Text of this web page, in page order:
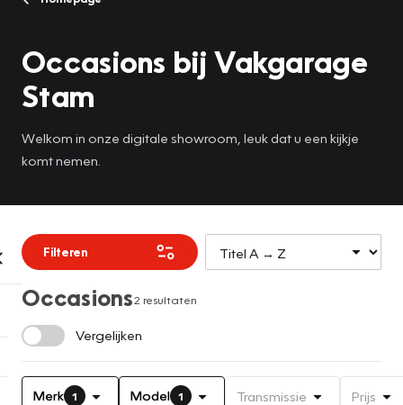
Occasions bij Vakgarage
Stam
Welkom in onze digitale showroom, leuk dat u een kijkje
komt nemen.
Filteren
Occasions2 resultaten
Vergelijken
Merk 1 Model 1 Transmissie Prijs